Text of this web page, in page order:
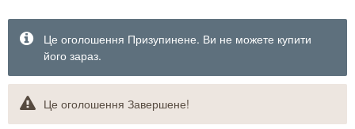
Це оголошення Призупинене. Ви не можете купити
його зараз.
Це оголошення Завершене!